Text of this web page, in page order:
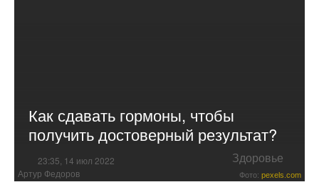
Как сдавать гормоны, чтобы
получить достоверный результат?
23:35, 14 июл 2022 Здоровье
Артур Федоров Фото: pexels.com